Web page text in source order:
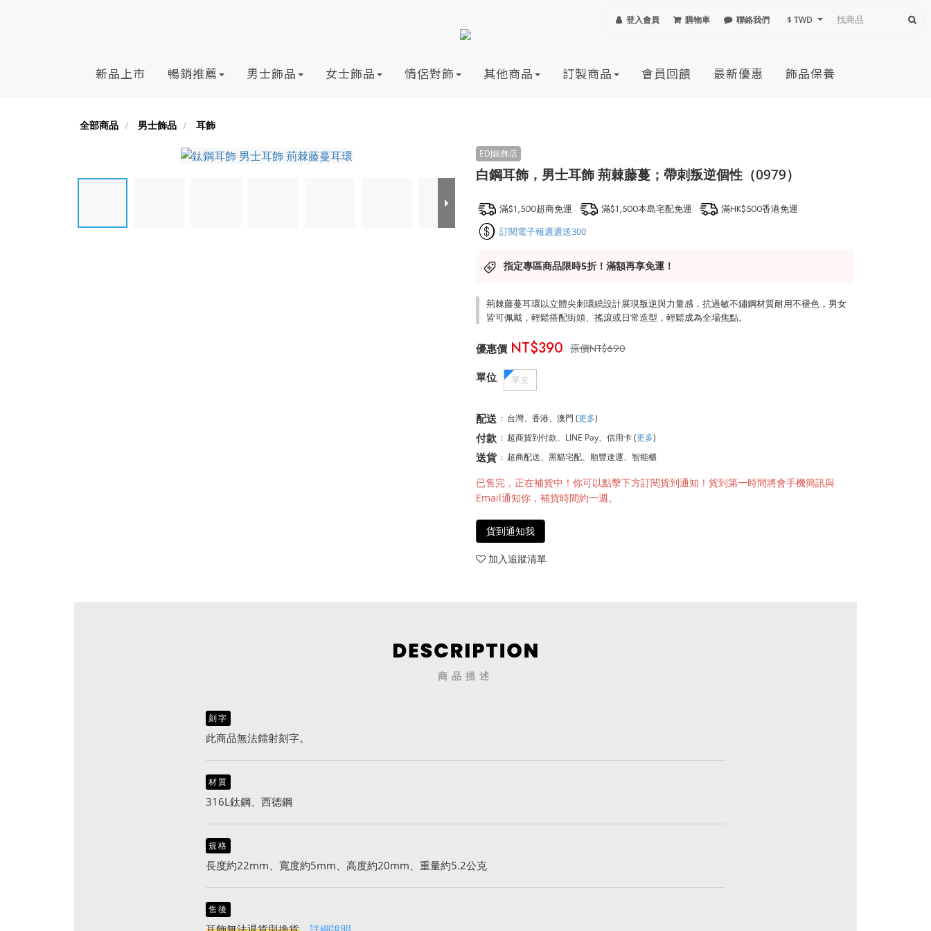
登入會員 購物車 聯絡我們 $ TWD
新品上市 暢銷推薦 男士飾品 女士飾品 情侶對飾 其他商品 訂製商品 會員回饋 最新優惠 飾品保養
全部商品 男士飾品 耳飾
白鋼耳飾，男士耳飾 荊棘藤蔓；帶刺叛逆個性（0979）
滿$1,500超商免運 滿$1,500本島宅配免運 滿HK$500香港免運
訂閱電子報週週送300
指定專區商品限時5折！滿額再享免運！
荊棘藤蔓耳環以立體尖刺環繞設計展現叛逆與力量感，抗過敏不鏽鋼材質耐用不褪色，男女
皆可佩戴，輕鬆搭配街頭、搖滾或日常造型，輕鬆成為全場焦點。
NT$690
NT$390
單位 單支
配送 : 台灣、香港、澳門 (更多)
付款 : 超商貨到付款、LINE Pay、信用卡(更多)
送貨 : 超商配送、黑貓宅配、順豐速運、智能櫃
售完
貨到通知我
加入追蹤清單
商品描述
刻字
此商品無法鐳射刻字。
材質
316L鈦鋼、西德鋼
規格
長度約22mm、寬度約5mm、高度約20mm、重量約5.2公克
售後